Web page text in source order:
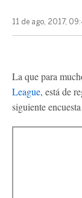
11 de ago, 2017,
La que para
League, está de
siguiente